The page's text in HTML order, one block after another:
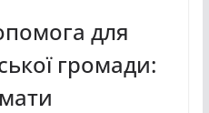
для
громади: